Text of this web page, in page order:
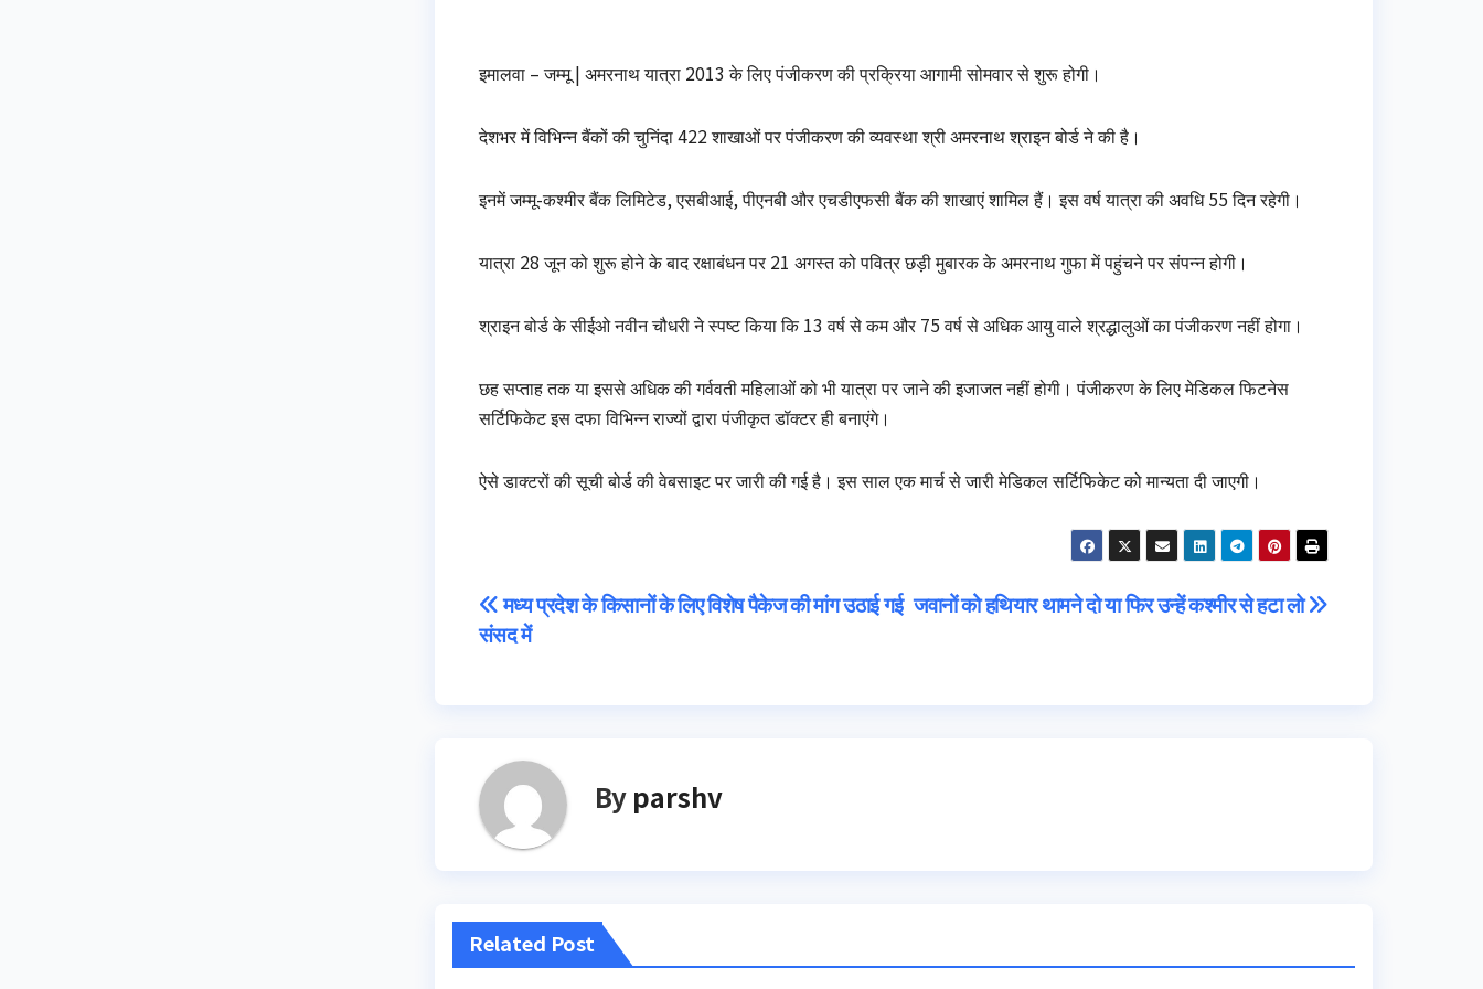
इमालवा – जम्मू | अमरनाथ यात्रा 2013 के लिए पंजीकरण की प्रक्रिया आगामी सोमवार से शुरू होगी।
देशभर में विभिन्न बैंकों की चुनिंदा 422 शाखाओं पर पंजीकरण की व्यवस्था श्री अमरनाथ श्राइन बोर्ड ने की है।
इनमें जम्मू-कश्मीर बैंक लिमिटेड, एसबीआई, पीएनबी और एचडीएफसी बैंक की शाखाएं शामिल हैं। इस वर्ष यात्रा की अवधि 55 दिन रहेगी।
यात्रा 28 जून को शुरू होने के बाद रक्षाबंधन पर 21 अगस्त को पवित्र छड़ी मुबारक के अमरनाथ गुफा में पहुंचने पर संपन्न होगी।
श्राइन बोर्ड के सीईओ नवीन चौधरी ने स्पष्ट किया कि 13 वर्ष से कम और 75 वर्ष से अधिक आयु वाले श्रद्धालुओं का पंजीकरण नहीं होगा।
छह सप्ताह तक या इससे अधिक की गर्ववती महिलाओं को भी यात्रा पर जाने की इजाजत नहीं होगी। पंजीकरण के लिए मेडिकल फिटनेस
सर्टिफिकेट इस दफा विभिन्न राज्यों द्वारा पंजीकृत डॉक्टर ही बनाएंगे।
ऐसे डाक्टरों की सूची बोर्ड की वेबसाइट पर जारी की गई है। इस साल एक मार्च से जारी मेडिकल सर्टिफिकेट को मान्यता दी जाएगी।
Post
navigation
जवानों को हथियार थामने दो या फिर उन्हें कश्मीर से हटा लो
मध्य प्रदेश के किसानों के लिए विशेष पैकेज की मांग उठाई गई
संसद में
By parshv
Related Post